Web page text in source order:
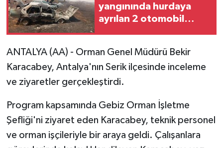
yangınında hurdaya
ayrılan 2 otomobil
ANTALYA (AA) - Orman Genel Müdürü Bekir
Karacabey, Antalya'nın Serik ilçesinde inceleme
ve ziyaretler gerçekleştirdi.
Program kapsamında Gebiz Orman İşletme
Şefliği'ni ziyaret eden Karacabey, teknik personel
ve orman işçileriyle bir araya geldi. Çalışanlara